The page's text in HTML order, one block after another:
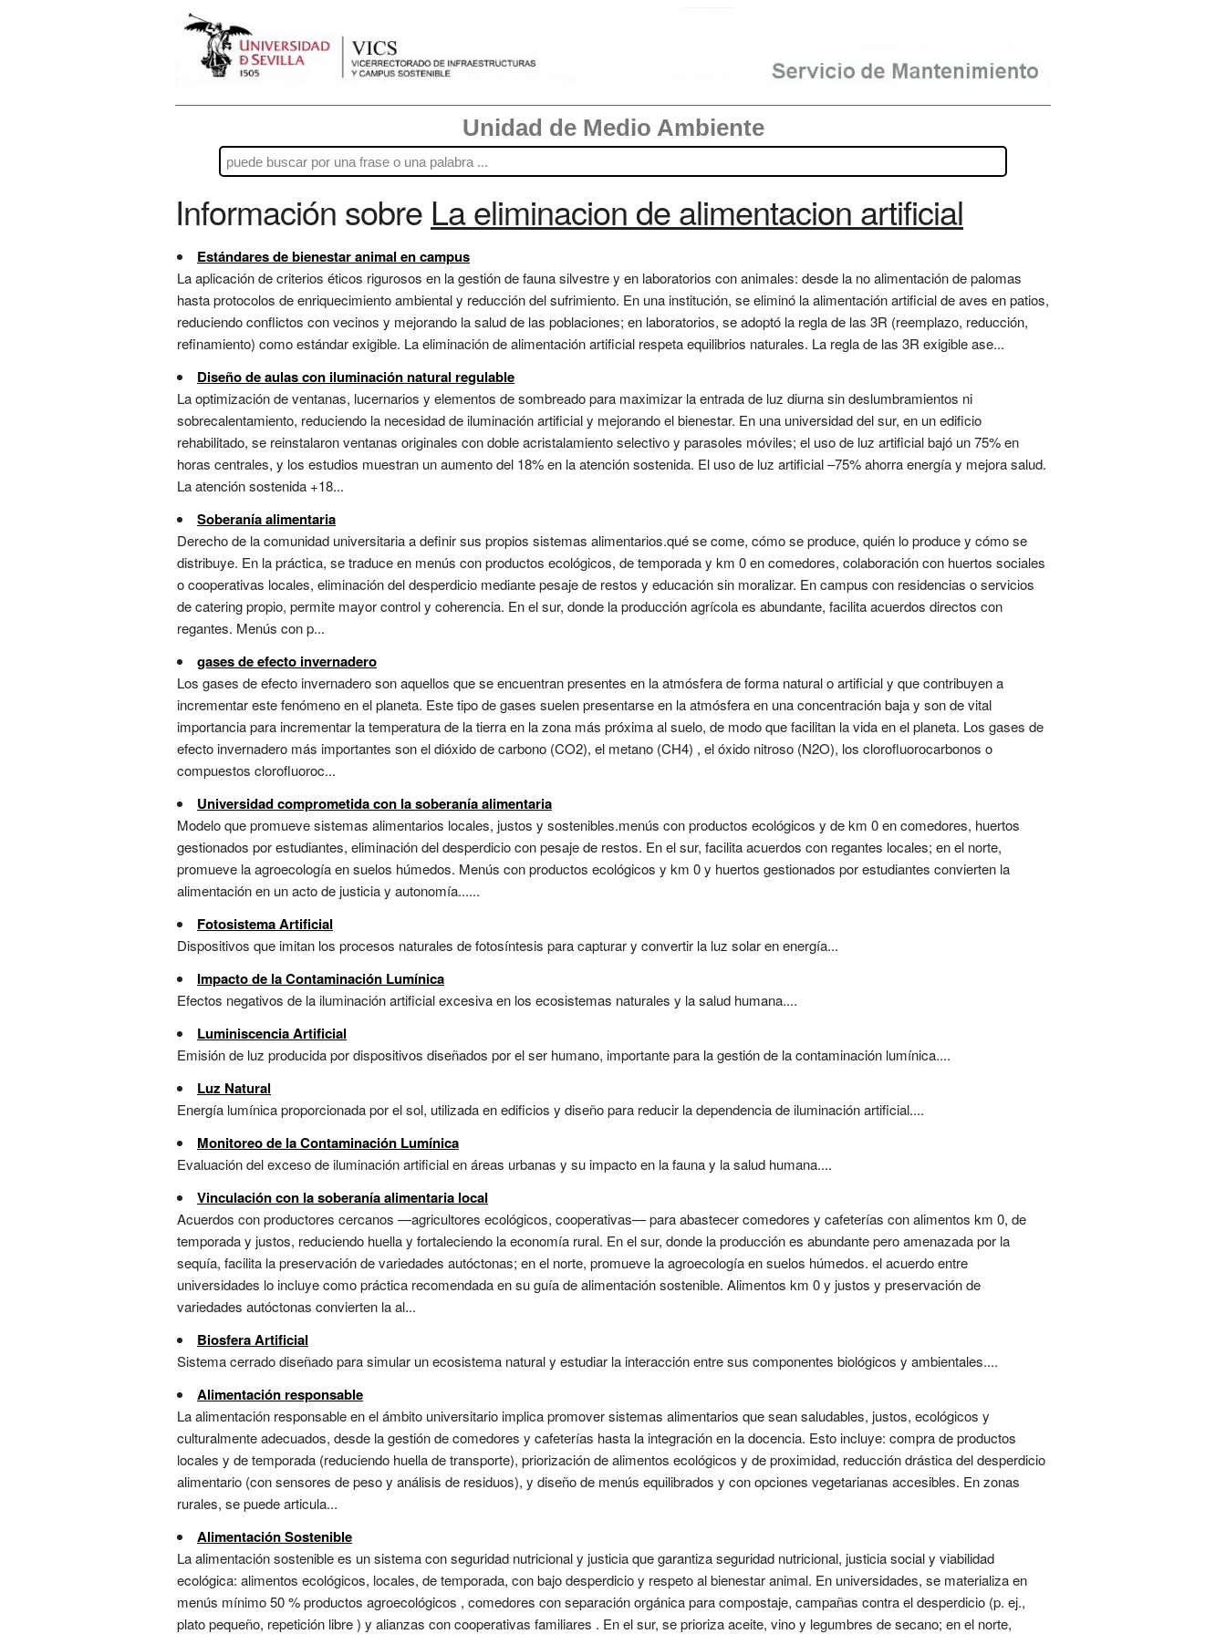
Unidad de Medio Ambiente
Información sobre La eliminacion de alimentacion artificial
Estándares de bienestar animal en campus
La aplicación de criterios éticos rigurosos en la gestión de fauna silvestre y en laboratorios con animales: desde la no alimentación de palomas
hasta protocolos de enriquecimiento ambiental y reducción del sufrimiento. En una institución, se eliminó la alimentación artificial de aves en patios,
reduciendo conflictos con vecinos y mejorando la salud de las poblaciones; en laboratorios, se adoptó la regla de las 3R (reemplazo, reducción,
refinamiento) como estándar exigible. La eliminación de alimentación artificial respeta equilibrios naturales. La regla de las 3R exigible ase...
Diseño de aulas con iluminación natural regulable
La optimización de ventanas, lucernarios y elementos de sombreado para maximizar la entrada de luz diurna sin deslumbramientos ni
sobrecalentamiento, reduciendo la necesidad de iluminación artificial y mejorando el bienestar. En una universidad del sur, en un edificio
rehabilitado, se reinstalaron ventanas originales con doble acristalamiento selectivo y parasoles móviles; el uso de luz artificial bajó un 75% en
horas centrales, y los estudios muestran un aumento del 18% en la atención sostenida. El uso de luz artificial –75% ahorra energía y mejora salud.
La atención sostenida +18...
Soberanía alimentaria
Derecho de la comunidad universitaria a definir sus propios sistemas alimentarios.qué se come, cómo se produce, quién lo produce y cómo se
distribuye. En la práctica, se traduce en menús con productos ecológicos, de temporada y km 0 en comedores, colaboración con huertos sociales
o cooperativas locales, eliminación del desperdicio mediante pesaje de restos y educación sin moralizar. En campus con residencias o servicios
de catering propio, permite mayor control y coherencia. En el sur, donde la producción agrícola es abundante, facilita acuerdos directos con
regantes. Menús con p...
gases de efecto invernadero
Los gases de efecto invernadero son aquellos que se encuentran presentes en la atmósfera de forma natural o artificial y que contribuyen a
incrementar este fenómeno en el planeta. Este tipo de gases suelen presentarse en la atmósfera en una concentración baja y son de vital
importancia para incrementar la temperatura de la tierra en la zona más próxima al suelo, de modo que facilitan la vida en el planeta. Los gases de
efecto invernadero más importantes son el dióxido de carbono (CO2), el metano (CH4) , el óxido nitroso (N2O), los clorofluorocarbonos o
compuestos clorofluoroc...
Universidad comprometida con la soberanía alimentaria
Modelo que promueve sistemas alimentarios locales, justos y sostenibles.menús con productos ecológicos y de km 0 en comedores, huertos
gestionados por estudiantes, eliminación del desperdicio con pesaje de restos. En el sur, facilita acuerdos con regantes locales; en el norte,
promueve la agroecología en suelos húmedos. Menús con productos ecológicos y km 0 y huertos gestionados por estudiantes convierten la
alimentación en un acto de justicia y autonomía......
Fotosistema Artificial
Dispositivos que imitan los procesos naturales de fotosíntesis para capturar y convertir la luz solar en energía...
Impacto de la Contaminación Lumínica
Efectos negativos de la iluminación artificial excesiva en los ecosistemas naturales y la salud humana....
Luminiscencia Artificial
Emisión de luz producida por dispositivos diseñados por el ser humano, importante para la gestión de la contaminación lumínica....
Luz Natural
Energía lumínica proporcionada por el sol, utilizada en edificios y diseño para reducir la dependencia de iluminación artificial....
Monitoreo de la Contaminación Lumínica
Evaluación del exceso de iluminación artificial en áreas urbanas y su impacto en la fauna y la salud humana....
Vinculación con la soberanía alimentaria local
Acuerdos con productores cercanos —agricultores ecológicos, cooperativas— para abastecer comedores y cafeterías con alimentos km 0, de
temporada y justos, reduciendo huella y fortaleciendo la economía rural. En el sur, donde la producción es abundante pero amenazada por la
sequía, facilita la preservación de variedades autóctonas; en el norte, promueve la agroecología en suelos húmedos. el acuerdo entre
universidades lo incluye como práctica recomendada en su guía de alimentación sostenible. Alimentos km 0 y justos y preservación de
variedades autóctonas convierten la al...
Biosfera Artificial
Sistema cerrado diseñado para simular un ecosistema natural y estudiar la interacción entre sus componentes biológicos y ambientales....
Alimentación responsable
La alimentación responsable en el ámbito universitario implica promover sistemas alimentarios que sean saludables, justos, ecológicos y
culturalmente adecuados, desde la gestión de comedores y cafeterías hasta la integración en la docencia. Esto incluye: compra de productos
locales y de temporada (reduciendo huella de transporte), priorización de alimentos ecológicos y de proximidad, reducción drástica del desperdicio
alimentario (con sensores de peso y análisis de residuos), y diseño de menús equilibrados y con opciones vegetarianas accesibles. En zonas
rurales, se puede articula...
Alimentación Sostenible
La alimentación sostenible es un sistema con seguridad nutricional y justicia que garantiza seguridad nutricional, justicia social y viabilidad
ecológica: alimentos ecológicos, locales, de temporada, con bajo desperdicio y respeto al bienestar animal. En universidades, se materializa en
menús mínimo 50 % productos agroecológicos , comedores con separación orgánica para compostaje, campañas contra el desperdicio (p. ej.,
plato pequeño, repetición libre ) y alianzas con cooperativas familiares . En el sur, se prioriza aceite, vino y legumbres de secano; en el norte,